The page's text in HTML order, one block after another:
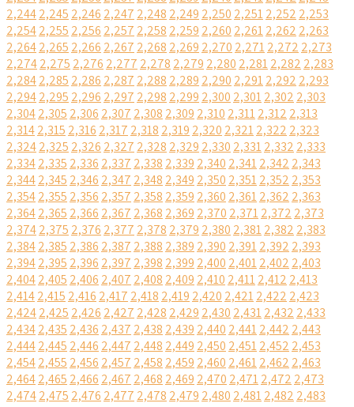
2,2442,245 2,246 2,247 2,248 2,249 2,250 2,2512,252 2,253
2,2542,255 2,256 2,257 2,258 2,259 2,260 2,2612,262 2,263
2,2642,265 2,266 2,267 2,268 2,269 2,270 2,2712,272 2,273
2,2742,275 2,276 2,277 2,278 2,279 2,280 2,2812,282 2,283
2,2842,285 2,286 2,287 2,288 2,289 2,290 2,2912,292 2,293
2,2942,295 2,296 2,297 2,298 2,299 2,300 2,3012,302 2,303
2,3042,305 2,306 2,307 2,308 2,309 2,310 2,3112,312 2,313
2,3142,315 2,316 2,317 2,318 2,319 2,320 2,3212,322 2,323
2,3242,325 2,326 2,327 2,328 2,329 2,330 2,3312,332 2,333
2,3342,335 2,336 2,337 2,338 2,339 2,340 2,3412,342 2,343
2,3442,345 2,346 2,347 2,348 2,349 2,350 2,3512,352 2,353
2,3542,355 2,356 2,357 2,358 2,359 2,360 2,3612,362 2,363
2,3642,365 2,366 2,367 2,368 2,369 2,370 2,3712,372 2,373
2,3742,375 2,376 2,377 2,378 2,379 2,380 2,3812,382 2,383
2,3842,385 2,386 2,387 2,388 2,389 2,390 2,3912,392 2,393
2,3942,395 2,396 2,397 2,398 2,399 2,400 2,4012,402 2,403
2,4042,405 2,406 2,407 2,408 2,409 2,410 2,4112,412 2,413
2,4142,415 2,416 2,417 2,418 2,419 2,420 2,4212,422 2,423
2,4242,425 2,426 2,427 2,428 2,429 2,430 2,4312,432 2,433
2,4342,435 2,436 2,437 2,438 2,439 2,440 2,4412,442 2,443
2,4442,445 2,446 2,447 2,448 2,449 2,450 2,4512,452 2,453
2,4542,455 2,456 2,457 2,458 2,459 2,460 2,4612,462 2,463
2,4642,465 2,466 2,467 2,468 2,469 2,470 2,4712,472 2,473
2,4742,475 2,476 2,477 2,478 2,479 2,480 2,4812,482 2,483